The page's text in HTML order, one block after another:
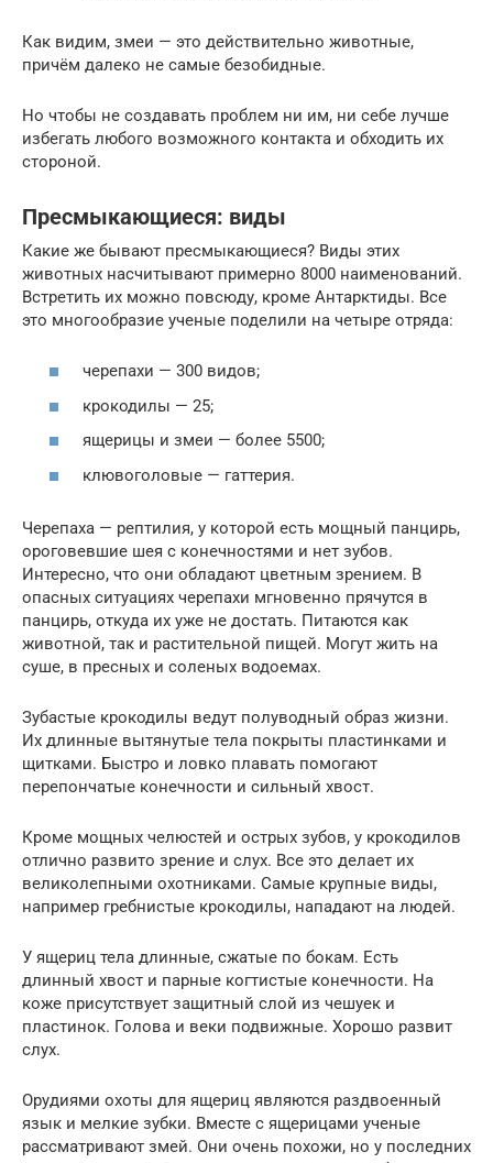
Как видим, змеи — это действительно животные,
причём далеко не самые безобидные.
Но чтобы не создавать проблем ни им, ни себе лучше
избегать любого возможного контакта и обходить их
стороной.
Пресмыкающиеся: виды
Какие же бывают пресмыкающиеся? Виды этих
животных насчитывают примерно 8000 наименований.
Встретить их можно повсюду, кроме Антарктиды. Все
это многообразие ученые поделили на четыре отряда:
черепахи — 300 видов;
крокодилы — 25;
ящерицы и змеи — более 5500;
клювоголовые — гаттерия.
Черепаха — рептилия, у которой есть мощный панцирь,
ороговевшие шея с конечностями и нет зубов.
Интересно, что они обладают цветным зрением. В
опасных ситуациях черепахи мгновенно прячутся в
панцирь, откуда их уже не достать. Питаются как
животной, так и растительной пищей. Могут жить на
суше, в пресных и соленых водоемах.
Зубастые крокодилы ведут полуводный образ жизни.
Их длинные вытянутые тела покрыты пластинками и
щитками. Быстро и ловко плавать помогают
перепончатые конечности и сильный хвост.
Кроме мощных челюстей и острых зубов, у крокодилов
отлично развито зрение и слух. Все это делает их
великолепными охотниками. Самые крупные виды,
например гребнистые крокодилы, нападают на людей.
У ящериц тела длинные, сжатые по бокам. Есть
длинный хвост и парные когтистые конечности. На
коже присутствует защитный слой из чешуек и
пластинок. Голова и веки подвижные. Хорошо развит
слух.
Орудиями охоты для ящериц являются раздвоенный
язык и мелкие зубки. Вместе с ящерицами ученые
рассматривают змей. Они очень похожи, но у последних